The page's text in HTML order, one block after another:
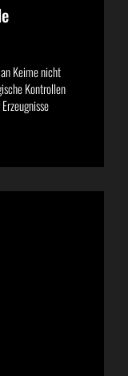
Keime nicht
Kontrollen